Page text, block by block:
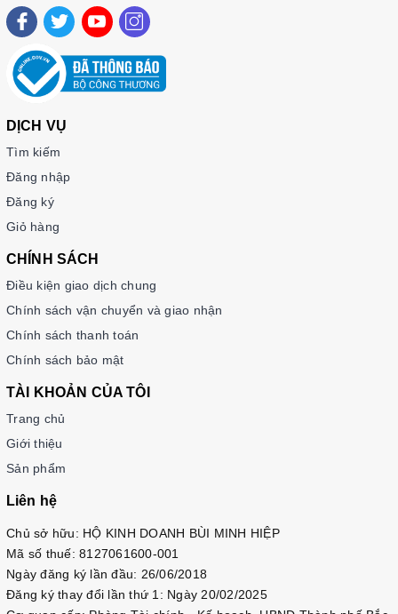
(KoreanViet - Sách Tiếng Hàn)
4. Sách được đóng gói cẩn thận, đảm bảo sách mới đẹp
đến tay người mua
V. PHƯƠNG THỨC VẬN CHUYỂN
sử dụng dịch vụ tốt nhất, uy tín nhất: đặt hàng nhanh chóng,
theo dõi đơn hàng qua giao diện quản lý
2. Sách được gửi qua các đơn vị giao hàng uy tín :
giaohangnhanh.vn, giao hàng tiết kiệm....
3. Thời gian giao hàng trung bình từ 2~ 7 ngày tùy theo
khu vực, vùng miền.... Ví dụ: đến Hà Nội trung bình 3~4 ngày,
HCM 4~ 5 ngày...
4. Chi phí vận chuyển : chi phí về HN nội thành khoảng
30k, về HCM nội thành khoảng 50k, về các tỉnh xa, huyện, xã
xa có thể thêm 1 chút .
ĐẶC BIỆT
HỖ TRỢ: 50K VẬN CHUYỂN CHO ĐƠN HÀNG >= 200k (
THAM KHẢO THÊM NHIỀU SÁCH HAY HƠN
DỊCH VỤ
Tìm kiếm
Đăng nhập
Đăng ký
Giỏ hàng
CHÍNH SÁCH
Điều kiện giao dịch chung
Chính sách vận chuyển và giao nhận
Chính sách thanh toán
Chính sách bảo mật
TÀI KHOẢN CỦA TÔI
Trang chủ
Giới thiệu
Sản phẩm
Liên hệ
Chủ sở hữu: HỘ KINH DOANH BÙI MINH HIỆP
Mã số thuế: 8127061600-001
Ngày đăng ký lần đầu: 26/06/2018
Đăng ký thay đổi lần thứ 1: Ngày 20/02/2025